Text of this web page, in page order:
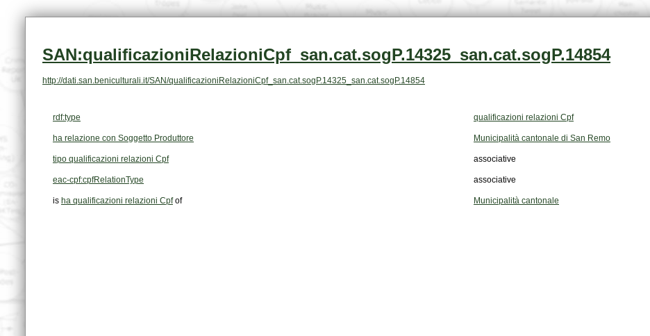
SAN:qualificazioniRelazioniCpf_san.cat.sogP.14325_san.cat.sogP.14854
http://dati.san.beniculturali.it/SAN/qualificazioniRelazioniCpf_san.cat.sogP.14325_san.cat.sogP.14854
rdf:type qualificazioni relazioni Cpf
ha relazione con Soggetto Produttore Municipalità cantonale di San Remo
tipo qualificazioni relazioni Cpf associative
eac-cpf:cpfRelationType associative
is ha qualificazioni relazioni Cpfof Municipalità cantonale